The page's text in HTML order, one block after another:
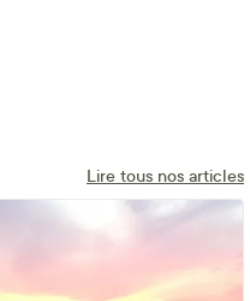
Lire tous nos articles